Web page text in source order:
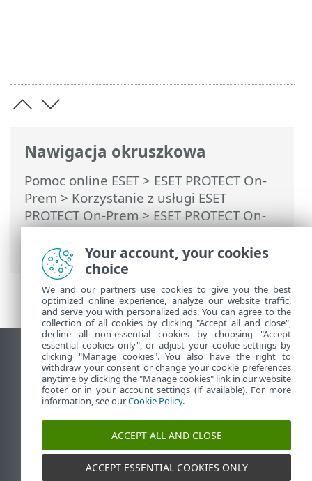
Nawigacja okruszkowa
Pomoc online ESET> ESET PROTECT On-
Prem > Korzystanie z usługi ESET
PROTECT On-Prem>ESET PROTECT On-
Prem Menu główne>Zadania>Zadania
klienta> Instalacja oprogramowania
Wyświetl witrynę internetową dla
komputerów
End of Life
Baza wiedzy ESET
Forum ESET
ESET Status Portal
Pomoc regionalna
Your account, your cookies
choice
We and our partners use cookies to give you the best
optimized online experience, analyze our website traffic,
and serve you with personalized ads. You can agree to the
collection of all cookies by clicking "Accept all and close",
decline all non-essential cookies by choosing "Accept
essential cookies only", or adjust your cookie settings by
clicking "Manage cookies". You also have the right to
withdraw your consent or change your cookie preferences
anytime by clicking the "Manage cookies" link in our website
footer or in your account settings (if available). For more
information, see ourCookie Policy.
ACCEPT ALL AND CLOSE
ACCEPT ESSENTIAL COOKIES ONLY